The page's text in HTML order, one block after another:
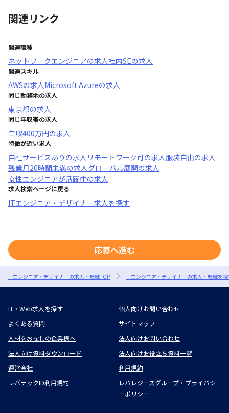
関連リンク
関連職種
ネットワークエンジニアの求人社内SEの求人
関連スキル
AWSの求人Microsoft Azureの求人
同じ勤務地の求人
東京都の求人
同じ年収帯の求人
年収400万円の求人
特徴が近い求人
自社サービスあり の求人 リモートワーク可の求人服装自由の求人
残業月20時間未満の求人グローバル展開の求人
女性エンジニアが活躍中の求人
求人検索ページに戻る
ITエンジニア・デザイナー求人を探す
応募へ進む
ITエンジニア・デザイナーの求人・転職TOP ITエンジニア・デザイナーの求人・転職を
IT・Web求人を探す
個人向けお問い合わせ
よくある質問
サイトマップ
人材をお探しの企業様へ
法人向けお問い合わせ
法人向け資料ダウンロード
法人向けお役立ち資料一覧
運営会社
利用規約
レバテックID利用規約
レバレジーズグループ・プライバシ
ーポリシー